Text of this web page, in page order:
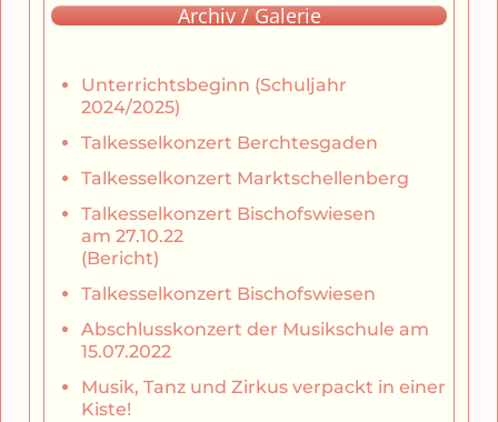
Archiv / Galerie
Unterrichtsbeginn (Schuljahr
2024/2025)
Talkesselkonzert Berchtesgaden
Talkesselkonzert Marktschellenberg
Talkesselkonzert Bischofswiesen
am 27.10.22
(Bericht)
Talkesselkonzert Bischofswiesen
Abschlusskonzert der Musikschule am
15.07.2022
Musik, Tanz und Zirkus verpackt in einer
Kiste!